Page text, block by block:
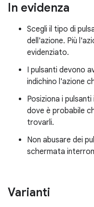
In evidenza
Scegli il tipo di
dell'azione. Più
evidenziato.
I pulsanti devono
indichino l'azione
Posiziona i
dove è probabile
trovarli.
Non abusare dei
schermata
Varianti